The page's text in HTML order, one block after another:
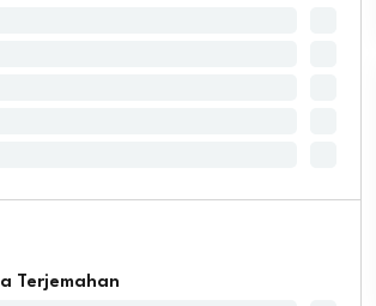
Terjemahan